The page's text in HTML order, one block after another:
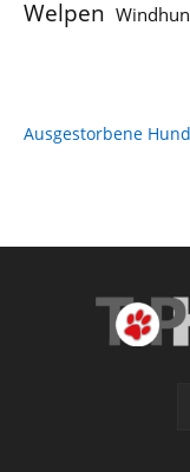
Welpen
Ausgestorbene